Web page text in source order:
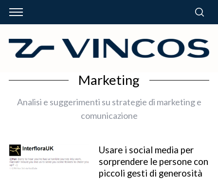
Marketing
Analisi e suggerimenti su strategie di marketing e
comunicazione
Usare i social media per
sorprendere le persone con
piccoli gesti di generosità